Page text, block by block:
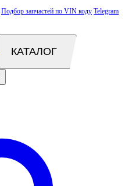
Подбор запчастей по VIN коду Telegram
КАТАЛОГ